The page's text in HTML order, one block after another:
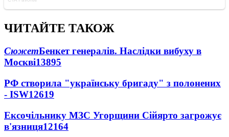
ЧИТАЙТЕ ТАКОЖ
СюжетБенкет генералів. Наслідки вибуху в
Москві13895
РФ створила "українську бригаду" з полонених
- ISW12619
Ексочільнику МЗС Угорщини Сійярто загрожує
в'язниця12164